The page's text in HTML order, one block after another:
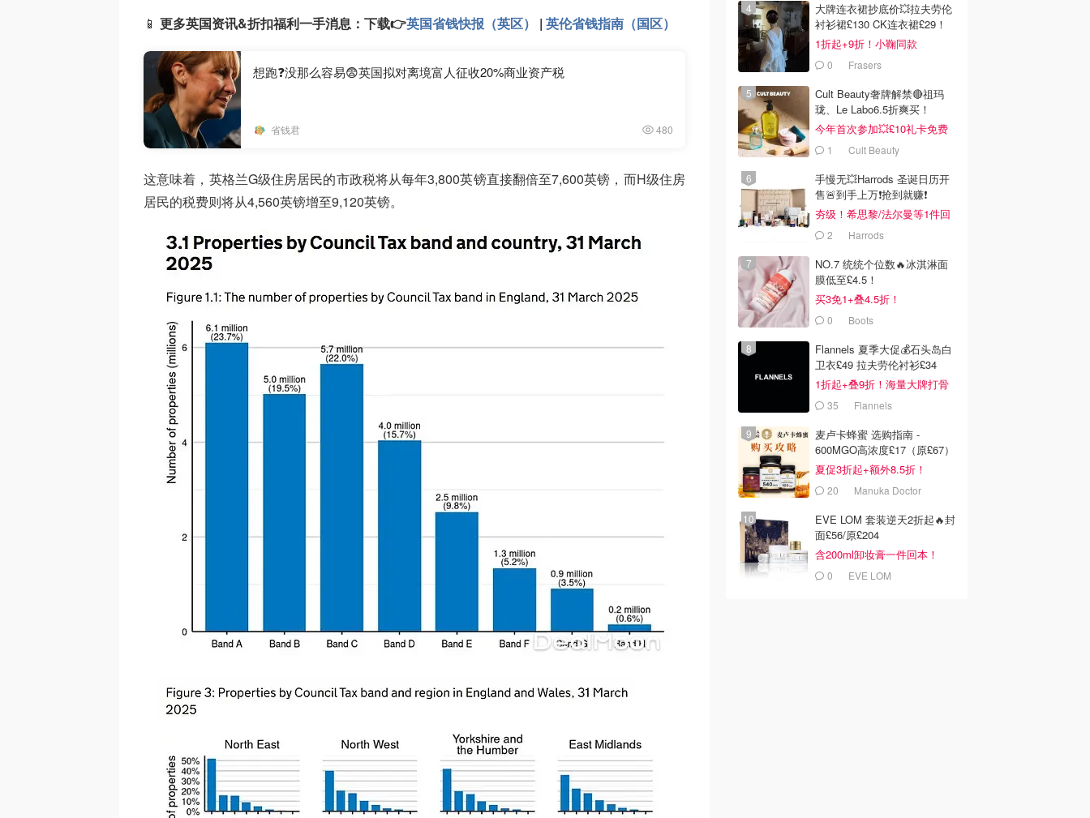
📱 更多英国资讯&折扣福利一手消息： 下载👉英国省钱快报（英区） | 英伦省钱指南（国区）
想跑❓没那么容易😨英国拟对离境富人征收20%商业资产税
省钱君 480
这意味着，英格兰G级住房居民的市政税将从每年3,800英镑直接翻倍至7,600英镑，而H级住房
居民的税费则将从4,560英镑增至9,120英镑。
大牌连衣裙抄底价💥拉夫劳伦
衬衫裙£130 CK连衣裙£29！
1折起+9折！小鞠同款
Ganni£88
0 Frasers
Cult Beauty奢牌解禁🔴祖玛
珑、Le Labo6.5折爽买！
今年首次参加💥£10礼卡免费
拿 1 Cult Beauty
手慢无💥Harrods 圣诞日历开
售🚨到手上万❗️抢到就赚❗️
夯级！希思黎/法尔曼等1件回
本！2 Harrods
NO.7 统统个位数🔥冰淇淋面
膜低至£4.5！
买3免1+叠4.5折！
0 Boots
Flannels 夏季大促💰石头岛白
卫衣£49 拉夫劳伦衬衫£34
1折起+叠9折！海量大牌打骨
折！
35 Flannels
麦卢卡蜂蜜 选购指南 -
600MGO高浓度£17（原£67）
夏促3折起+额外8.5折！
20 Manuka Doctor
EVE LOM 套装逆天2折起🔥封
面£56/原£204
含200ml卸妆膏一件回本！
0 EVE LOM